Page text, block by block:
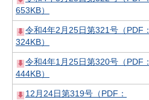
653KB）
令和4年2月25日第321号（PDF：
324KB）
令和4年1月25日第320号（PDF：
444KB）
12月24日第319号（PDF：